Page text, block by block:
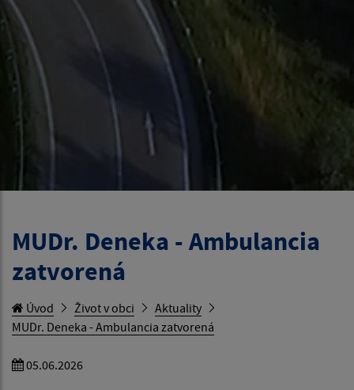
MUDr. Deneka - Ambulancia
zatvorená
Úvod Život v obci
Aktuality
MUDr. Deneka - Ambulancia zatvorená
05.06.2026